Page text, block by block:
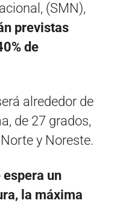
(SMN),
previstas
de
alrededor de
de 27 grados,
y Noreste.
espera un
la máxima